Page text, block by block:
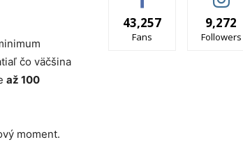
čo väčšina
až 100
moment.
43,257
Fans
9,272
Followers